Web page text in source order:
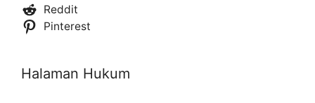
Reddit
Pinterest
Halaman Hukum